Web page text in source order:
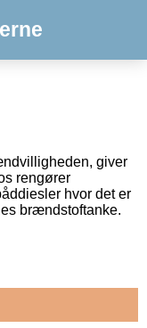
giver
rengører
hvor det er
brændstoftanke.